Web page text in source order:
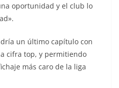
oportunidad y el club lo
un último capítulo con
cifra top, y permitiendo
más caro de la liga